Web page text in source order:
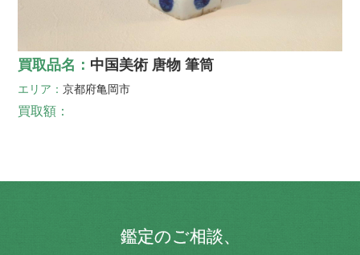
買取品名： 中国美術 唐物 筆筒
エリア：京都府亀岡市
買取額：
鑑定のご相談、